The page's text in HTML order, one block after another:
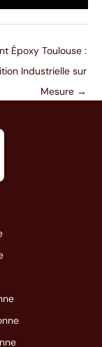
Époxy Toulouse :
Industrielle sur
Mesure →